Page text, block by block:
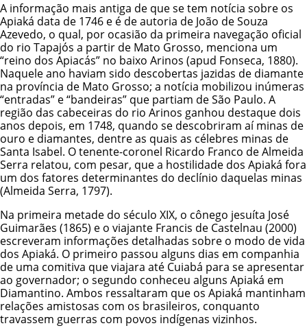
A informação mais antiga de que se tem notícia sobre os
Apiaká data de 1746 e é de autoria de João de Souza
Azevedo, o qual, por ocasião da primeira navegação oficial
do rio Tapajós a partir de Mato Grosso, menciona um
“reino dos Apiacás” no baixo Arinos (apud Fonseca, 1880).
Naquele ano haviam sido descobertas jazidas de diamante
na província de Mato Grosso; a notícia mobilizou inúmeras
“entradas” e “bandeiras” que partiam de São Paulo. A
região das cabeceiras do rio Arinos ganhou destaque dois
anos depois, em 1748, quando se descobriram aí minas de
ouro e diamantes, dentre as quais as célebres minas de
Santa Isabel. O tenente-coronel Ricardo Franco de Almeida
Serra relatou, com pesar, que a hostilidade dos Apiaká fora
um dos fatores determinantes do declínio daquelas minas
(Almeida Serra, 1797).
Na primeira metade do século XIX, o cônego jesuíta José
Guimarães (1865) e o viajante Francis de Castelnau (2000)
escreveram informações detalhadas sobre o modo de vida
dos Apiaká. O primeiro passou alguns dias em companhia
de uma comitiva que viajara até Cuiabá para se apresentar
ao governador; o segundo conheceu alguns Apiaká em
Diamantino. Ambos ressaltaram que os Apiaká mantinham
relações amistosas com os brasileiros, conquanto
travassem guerras com povos indígenas vizinhos.